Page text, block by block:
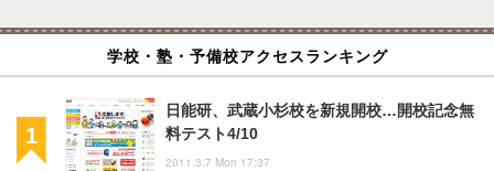
学校・塾・予備校アクセスランキング
日能研、武蔵小杉校を新規開校…開校記念無
料テスト4/10
2011.3.7 Mon 17:37